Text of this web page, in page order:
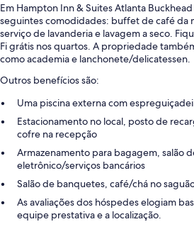
Em Hampton Inn & Suites Atlanta
seguintes comodidades: buffet de café da
serviço de lavanderia e lavagem a seco.
Fi grátis nos quartos. A propriedade
como academia e lanchonete/delicatessen.
Outros benefícios são:
Uma piscina externa com
Estacionamento no local, posto de
cofre na recepção
Armazenamento para bagagem, salão
eletrônico/serviços bancários
Salão de banquetes, café/chá no
As avaliações dos hóspedes elogiam
equipe prestativa e a localização.